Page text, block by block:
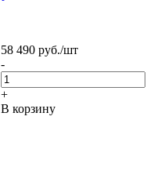
58 490 руб./шт
-
+
В корзину